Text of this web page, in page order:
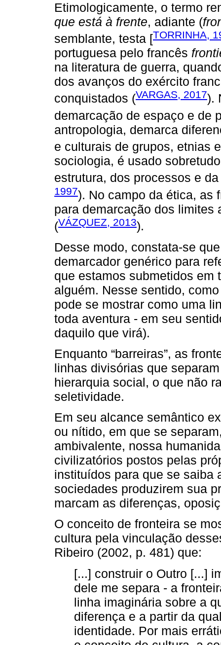
Etimologicamente, o termo
que está à frente, adiante (
semblante, testa [TORRINHA,
portuguesa pelo francês
na literatura de guerra,
dos avanços do exército
conquistados (VARGAS, 2017).
demarcação de espaço e de
antropologia, demarca
e culturais de grupos, etnias
sociologia, é usado
estrutura, dos processos e
1997). No campo da ética, as
para demarcação dos limites
(VÁZQUEZ, 2013).
Desse modo, constata-se
demarcador genérico para
que estamos submetidos em
alguém. Nesse sentido,
pode se mostrar como uma
toda aventura - em seu
daquilo que virá).
Enquanto “barreiras”, as
linhas divisórias que
hierarquia social, o que não
seletividade.
Em seu alcance semântico
ou nítido, em que se
ambivalente, nossa
civilizatórios postos pelas
instituídos para que se saiba
sociedades produzirem sua
marcam as diferenças,
O conceito de fronteira se
cultura pela vinculação
Ribeiro (2002, p. 481) que:
[...] construir o Outro [...]
dele me separa - a
linha imaginária sobre a
diferença e a partir da
identidade. Por mais